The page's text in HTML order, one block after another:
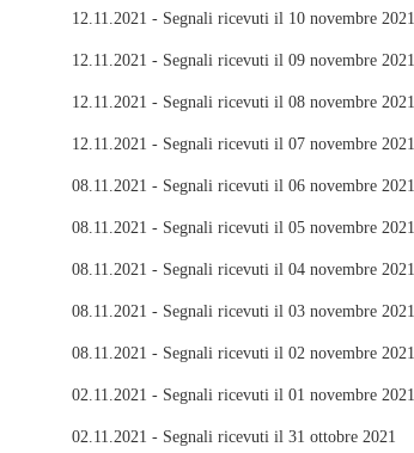
12.11.2021 - Segnali ricevuti il 10 novembre 2021
12.11.2021 - Segnali ricevuti il 09 novembre 2021
12.11.2021 - Segnali ricevuti il 08 novembre 2021
12.11.2021 - Segnali ricevuti il 07 novembre 2021
08.11.2021 - Segnali ricevuti il 06 novembre 2021
08.11.2021 - Segnali ricevuti il 05 novembre 2021
08.11.2021 - Segnali ricevuti il 04 novembre 2021
08.11.2021 - Segnali ricevuti il 03 novembre 2021
08.11.2021 - Segnali ricevuti il 02 novembre 2021
02.11.2021 - Segnali ricevuti il 01 novembre 2021
02.11.2021 - Segnali ricevuti il 31 ottobre 2021